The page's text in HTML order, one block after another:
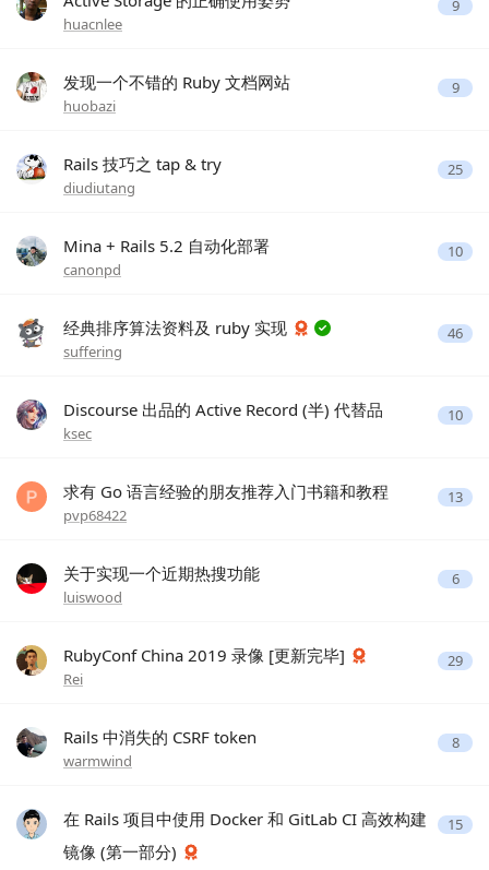
huacnlee
9
发现一个不错的 Ruby 文档网站
huobazi
9
Rails 技巧之 tap & try
diudiutang
25
Mina + Rails 5.2 自动化部署
canonpd
10
经典排序算法资料及 ruby 实现
suffering
46
Discourse 出品的 Active Record (半) 代替品
ksec
10
求有 Go 语言经验的朋友推荐入门书籍和教程
pvp68422
13
关于实现一个近期热搜功能
luiswood
6
RubyConf China 2019 录像 [更新完毕]
Rei
29
Rails 中消失的 CSRF token
warmwind
8
在 Rails 项目中使用 Docker 和 GitLab CI 高效构建
镜像 (第一部分)
15